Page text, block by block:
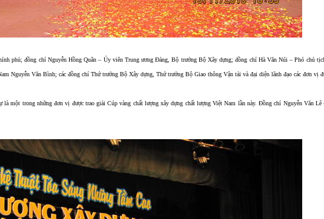
phủ; đồng chí Nguyễn Hồng Quân – Ủy viên Trung ương Đảng, Bộ trưởng Bộ Xây dựng; đồng chí Hà Văn Núi – Phó chủ
Nguyễn Văn Bình; các đồng chí Thứ trưởng Bộ Xây dựng, Thứ trưởng Bộ Giao thông Vận tải và đại diện lãnh đạo các đơn vị
một trong những đơn vị được trao giải Cúp vàng chất lượng xây dựng chất lượng Việt Nam lần này. Đồng chí Nguyễn Văn